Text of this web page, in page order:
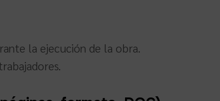
la ejecución de la obra.